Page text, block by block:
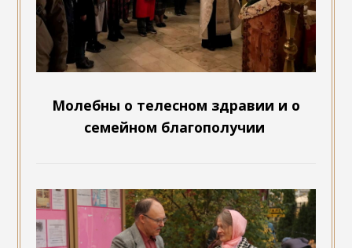
Молебны о телесном здравии и о
семейном благополучии